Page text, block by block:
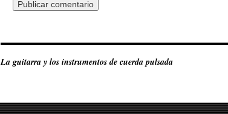
La guitarra y los instrumentos de cuerda pulsada